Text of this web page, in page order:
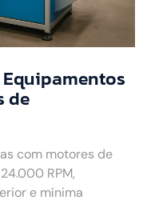
de
com motores de
RPM,
e mínima